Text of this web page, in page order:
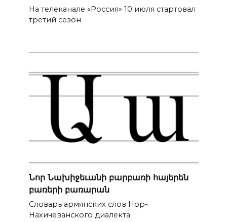
На телеканале «Россия» 10 июля стартовал
третий сезон
Նոր Նախիջեւանի բարբառի հայերեն
բառերի բառարան
Словарь армянских слов Нор-
Нахичеванского диалекта